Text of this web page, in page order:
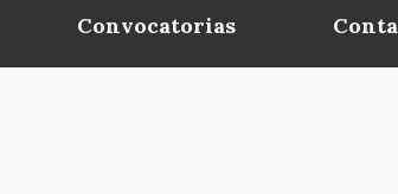
Convocatorias